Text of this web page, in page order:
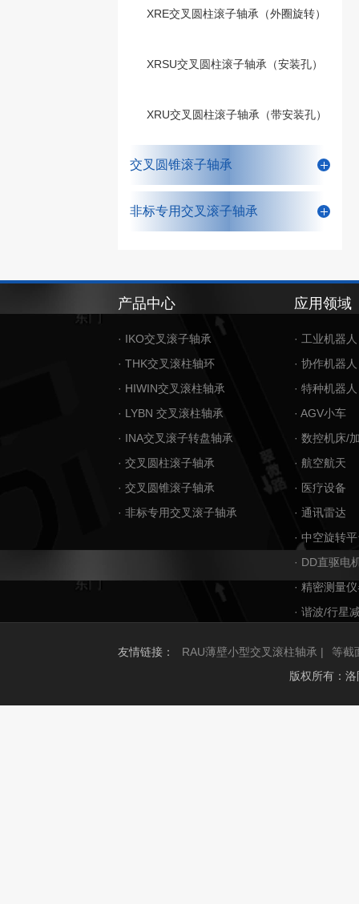
XRE交叉圆柱滚子轴承（外圈旋转）
XRSU交叉圆柱滚子轴承（安装孔）
XRU交叉圆柱滚子轴承（带安装孔）
交叉圆锥滚子轴承
非标专用交叉滚子轴承
产品中心
· IKO交叉滚子轴承
· THK交叉滚柱轴环
· HIWIN交叉滚柱轴承
· LYBN 交叉滚柱轴承
· INA交叉滚子转盘轴承
· 交叉圆柱滚子轴承
· 交叉圆锥滚子轴承
· 非标专用交叉滚子轴承
应用领域
· 工业机器人
· 协作机器人
· 特种机器人
· AGV小车
· 数控机床/
· 航空航天
· 医疗设备
· 通讯雷达
· 中空旋转
· DD直驱电
· 精密测量
· 谐波/行星
友情链接： RAU薄壁小型交叉滚柱轴承 |
等截
版权所有：